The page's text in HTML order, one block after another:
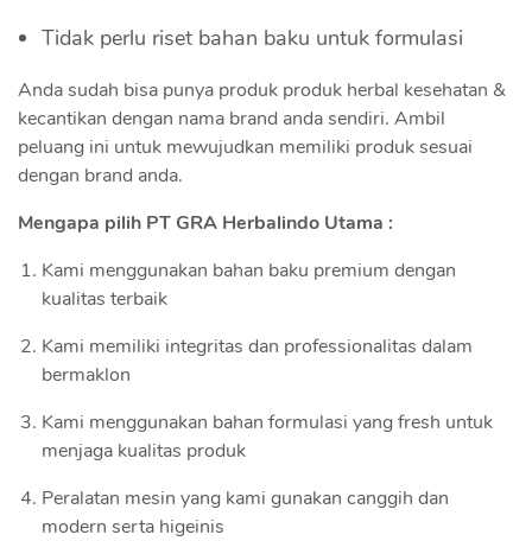
Tidak perlu riset bahan baku untuk formulasi
Anda sudah bisa punya produk produk herbal kesehatan &
kecantikan dengan nama brand anda sendiri. Ambil
peluang ini untuk mewujudkan memiliki produk sesuai
dengan brand anda.
Mengapa pilih PT GRA Herbalindo Utama :
Kami menggunakan bahan baku premium dengan
kualitas terbaik
Kami memiliki integritas dan professionalitas dalam
bermaklon
Kami menggunakan bahan formulasi yang fresh untuk
menjaga kualitas produk
Peralatan mesin yang kami gunakan canggih dan
modern serta higeinis